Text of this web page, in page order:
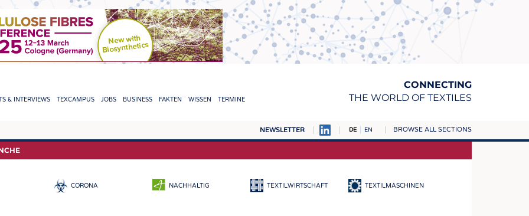
CONNECTING
THE WORLD OF TEXTILES
& INTERVIEWS TEXCAMPUS JOBS BUSINESS FAKTEN WISSEN TERMINE
NEWSLETTER DE EN BROWSE ALL SECTIONS
TEXTILE LEADERSHIP FASERN
CORONA NACHHALTIG TEXTILWIRTSCHAFT TEXTILMASCHINEN